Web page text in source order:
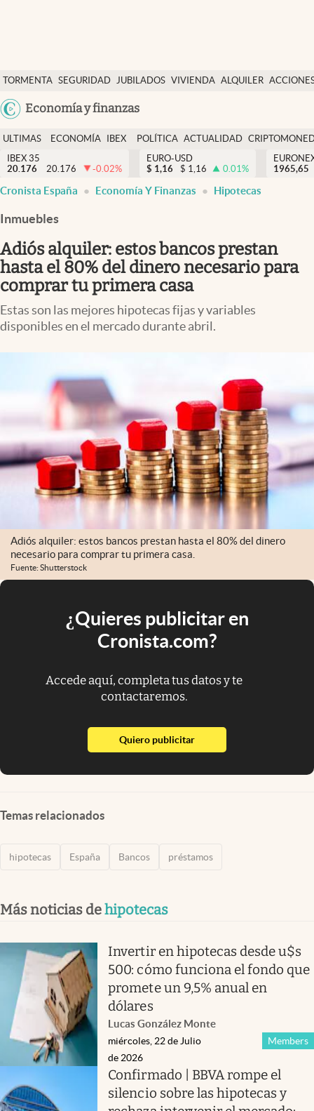
TORMENTA SEGURIDAD JUBILADOS VIVIENDA ALQUILER
USA
Colombia
Economía y finanzas
Economía y finanzas
Política
Actualidad
Criptomonedas
España
ULTIMAS
NOTICIAS
ECONOMÍA
FINANZAS
IBEX
EURO
POLÍTICA ACTUALIDAD
IBEX 35
20.176
20.176 -0.02%
EURO-USD
$ 1,16 $ 1,16 0.01%
1965,65
Cronista España Economía Y Finanzas Hipotecas
Inmuebles
Adiós alquiler: estos bancos prestan
hasta el 80% del dinero necesario para
comprar tu primera casa
Estas son las mejores hipotecas fijas y variables
disponibles en el mercado durante abril.
Adiós alquiler: estos bancos prestan hasta el 80% del dinero
necesario para comprar tu primera casa.
Fuente: Shutterstock
¿Quieres publicitar en
Cronista.com?
Accede aquí, completa tus datos y te
contactaremos.
Quiero publicitarabre en nueva pestaña
Temas relacionados
hipotecas España Bancos préstamos
Más noticias dehipotecas
Invertir en hipotecas desde u$s
500: cómo funciona el fondo que
promete un 9,5% anual en
dólares
Lucas González Monte
Members
miércoles, 22 de Julio
de 2026
Confirmado | BBVA rompe el
silencio sobre las hipotecas y